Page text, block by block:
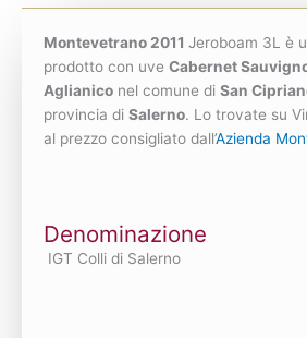
Montevetrano 2011 Jeroboam 3L è
prodotto con uve Cabernet
Aglianico nel comune di San
provincia di Salerno. Lo trovate su
al prezzo consigliato dall’Azienda
Denominazione
IGT Colli di Salerno